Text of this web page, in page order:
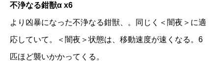
不浄なる鉗獣α x6
より凶暴になった不浄なる鉗獣、。同じく＜闇夜＞に適
応していて。＜闇夜＞状態は、移動速度が速くなる。6
匹ほど襲いかかってくる。